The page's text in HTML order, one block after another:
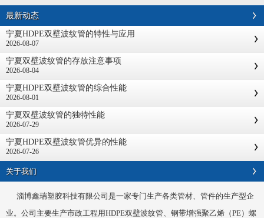
最新动态
宁夏HDPE双壁波纹管的特性与应用
2026-08-07
宁夏双壁波纹管的存放注意事项
2026-08-04
宁夏HDPE双壁波纹管的综合性能
2026-08-01
宁夏双壁波纹管的独特性能
2026-07-29
宁夏HDPE双壁波纹管优异的性能
2026-07-26
关于我们
淄博鑫瑞塑胶科技有限公司是一家专门生产各类管材、管件的生产型企
业。公司主要生产市政工程用HDPE双壁波纹管、钢带增强聚乙烯（PE）螺